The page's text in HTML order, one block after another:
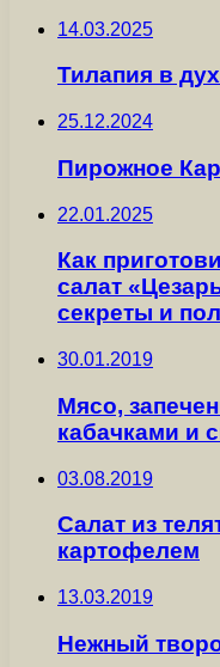
14.03.2025
Тилапия в
25.12.2024
Пирожное
22.01.2025
Как
салат
секреты и
30.01.2019
Мясо,
кабачками и
03.08.2019
Салат из
картофелем
13.03.2019
Нежный